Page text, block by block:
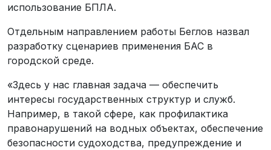
использование БПЛА.
Отдельным направлением работы Беглов назвал
разработку сценариев применения БАС в
городской среде.
«Здесь у нас главная задача — обеспечить
интересы государственных структур и служб.
Например, в такой сфере, как профилактика
правонарушений на водных объектах, обеспечение
безопасности судоходства, предупреждение и